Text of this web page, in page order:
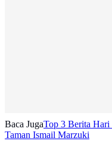
Baca JugaTop 3 Berita
Taman Ismail Marzuki